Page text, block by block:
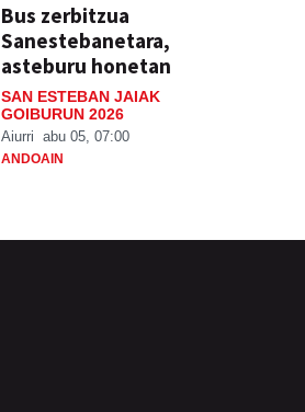
Bus zerbitzua
Sanestebanetara,
asteburu honetan
SAN ESTEBAN JAIAK
GOIBURUN 2026
Aiurri abu 05, 07:00
ANDOAIN